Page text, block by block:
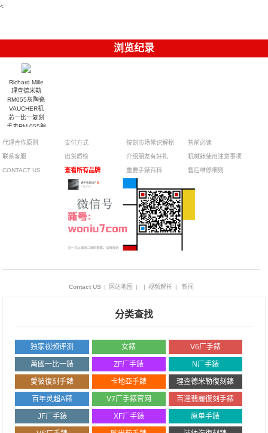
<
浏览纪录
Richard Mille
理查德米勒
RM055灰陶瓷
VAUCHER机
芯一比一复刻
手表RM 055腕
代理合作原则
联系客服
CONTACT US
支付方式
出货质检
查看所有品牌
復刻市场常识解秘
介绍朋友有好礼
重要手錶百科
售前必读
机械錶使用注意事项
售后维修细则
Contact US | 网站地图 | | 视频解析 | 新闻
分类查找
独家视频评测 女錶 V6厂手錶
萬國一比一錶 ZF厂手錶 N厂手錶
愛彼復刻手錶 卡地亞手錶 理查德米勒復刻錶
百年灵超A錶 V7厂手錶官网 百達翡麗復刻手錶
JF厂手錶 XF厂手錶 原单手錶